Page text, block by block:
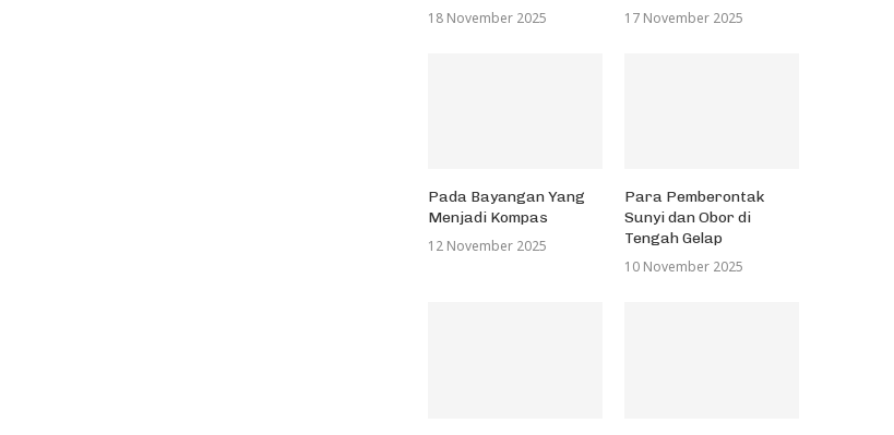
18 November 2025
17 November 2025
Pada Bayangan Yang
Menjadi Kompas
12 November 2025
Para Pemberontak
Sunyi dan Obor di
Tengah Gelap
10 November 2025